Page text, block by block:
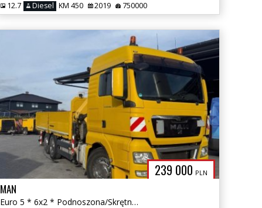
12.7 Diesel KM 450 2019 750000
239 000 PLN
MAN
Euro 5 * 6x2 * Podnoszona/Skrętna Oś *